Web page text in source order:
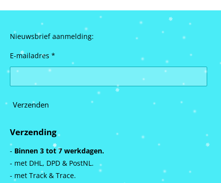
Nieuwsbrief aanmelding:
E-mailadres *
Verzenden
Verzending
- Binnen 3 tot 7 werkdagen.
- met DHL, DPD & PostNL.
- met Track & Trace.